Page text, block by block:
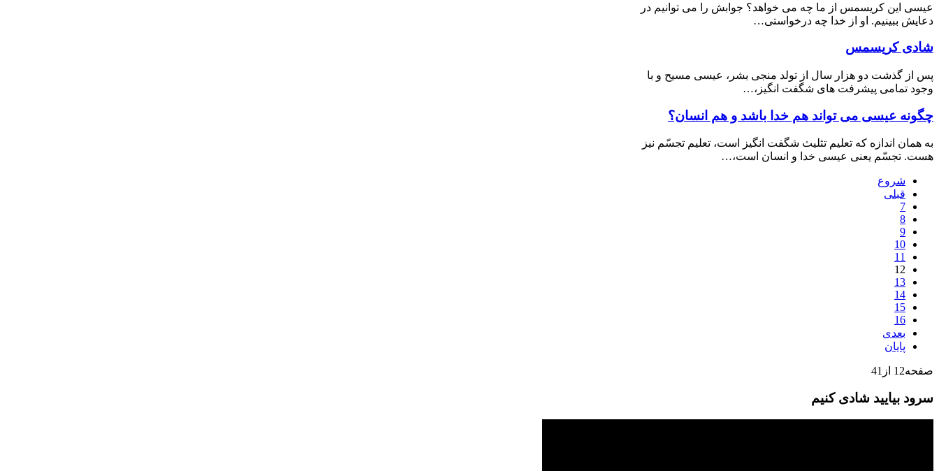
عیسی این کریسمس از ما چه می خواهد؟ جوابش را می توانیم در
دعایش ببینیم. او از خدا چه درخواستی…
شادی کریسمس
پس از گذشت دو هزار سال از تولد منجی بشر، عیسی مسیح و با
وجود تمامی پیشرفت های شگفت انگیز،…
چگونه عیسی می تواند هم خدا باشد و هم انسان؟
به همان اندازه که تعلیم تثلیث شگفت انگیز است، تعلیم تجسّم نیز
هست. تجسّم یعنی عیسی خدا و انسان است،…
شروع
قبلی
7
8
9
10
11
12
13
14
15
16
بعدی
پایان
صفحه12 از41
سرود بیایید شادی کنیم